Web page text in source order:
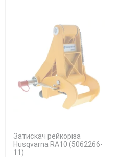
Затискач рейкоріза
Husqvarna RA10 (5062266-
11)